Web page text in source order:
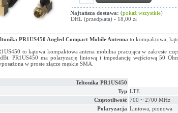
Najtańsza dostawa: (pokaż wszystkie)
DHL (przedpłata) - 18,00 zł
PR1US450 Angled Compact Mobile Antenna to kompaktowa,
to kątowa kompaktowa antena mobilna pracująca w zakresie
PR1US450 ma polaryzację liniową i impedancję wejściową 50
w proste złącze męskie SMA.
Teltonika PR1US450
Typ LTE
Częstotliwość 700 ~ 2700 MHz
Polaryzacja Liniowa, pionowa